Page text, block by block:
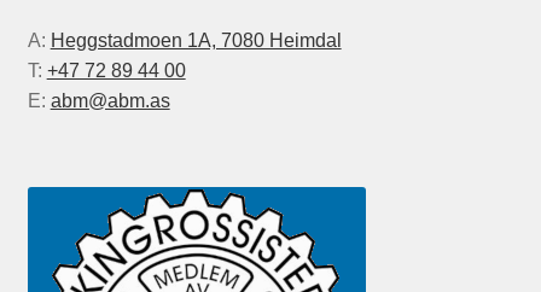
A: Heggstadmoen 1A, 7080 Heimdal
T: +47 72 89 44 00
E: abm@abm.as